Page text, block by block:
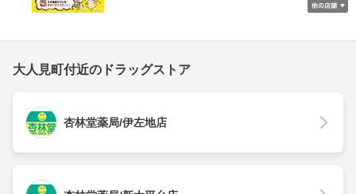
大人見町付近のドラッグストア
杏林堂薬局/伊左地店